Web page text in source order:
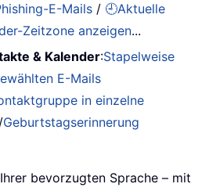
E-Mails / 🕘Aktuelle
Zeitzone anzeigen...
& Kalender:Stapelweise
E-Mails
in einzelne
/Geburtstagserinnerung
bevorzugten Sprache – mit